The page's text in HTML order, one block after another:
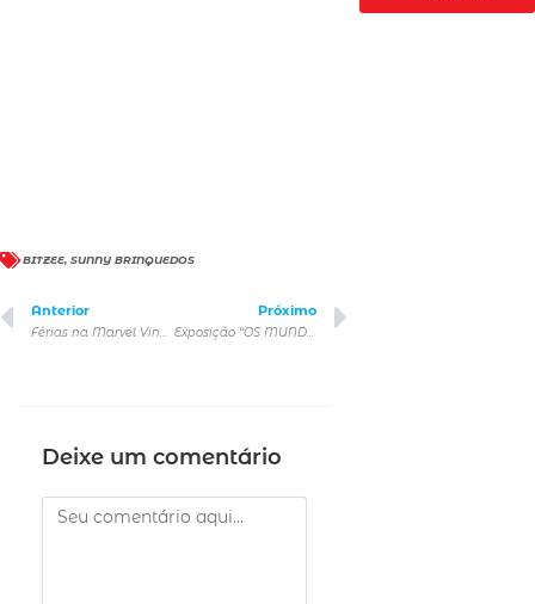
BITZEE, SUNNY BRINQUEDOS
Anterior Próximo
Exposição “OS MUNDOS DE LEONARDO DA VINCI”
Deixe um comentário